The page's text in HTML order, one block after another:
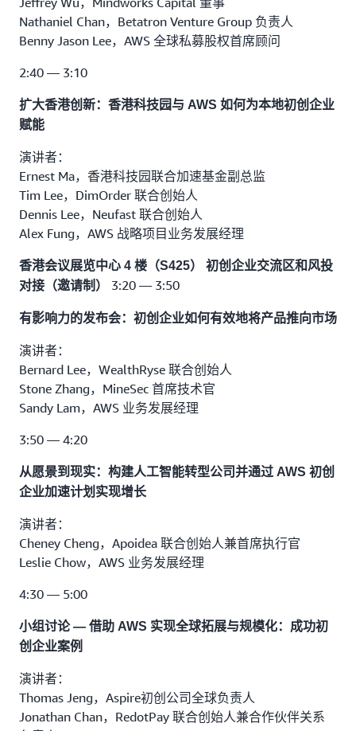
Nathaniel Chan，Betatron Venture Group 负责人
Benny Jason Lee，AWS 全球私募股权首席顾问
2:40 — 3:10
扩大香港创新：香港科技园与 AWS 如何为本地初创企业
赋能
演讲者：
Ernest Ma，香港科技园联合加速基金副总监
Tim Lee，DimOrder 联合创始人
Dennis Lee，Neufast 联合创始人
Alex Fung，AWS 战略项目业务发展经理
香港会议展览中心 4 楼（S425）
初创企业交流区和风投
对接（邀请制）
3:20 — 3:50
有影响力的发布会：初创企业如何有效地将产品推向市场
演讲者：
Bernard Lee，WealthRyse 联合创始人
Stone Zhang，MineSec 首席技术官
Sandy Lam，AWS 业务发展经理
3:50 — 4:20
从愿景到现实：构建人工智能转型公司并通过 AWS 初创
企业加速计划实现增长
演讲者：
Cheney Cheng，Apoidea 联合创始人兼首席执行官
Leslie Chow，AWS 业务发展经理
4:30 — 5:00
小组讨论 — 借助 AWS 实现全球拓展与规模化：成功初
创企业案例
演讲者：
Thomas Jeng，Aspire初创公司全球负责人
Jonathan Chan，RedotPay 联合创始人兼合作伙伴关系